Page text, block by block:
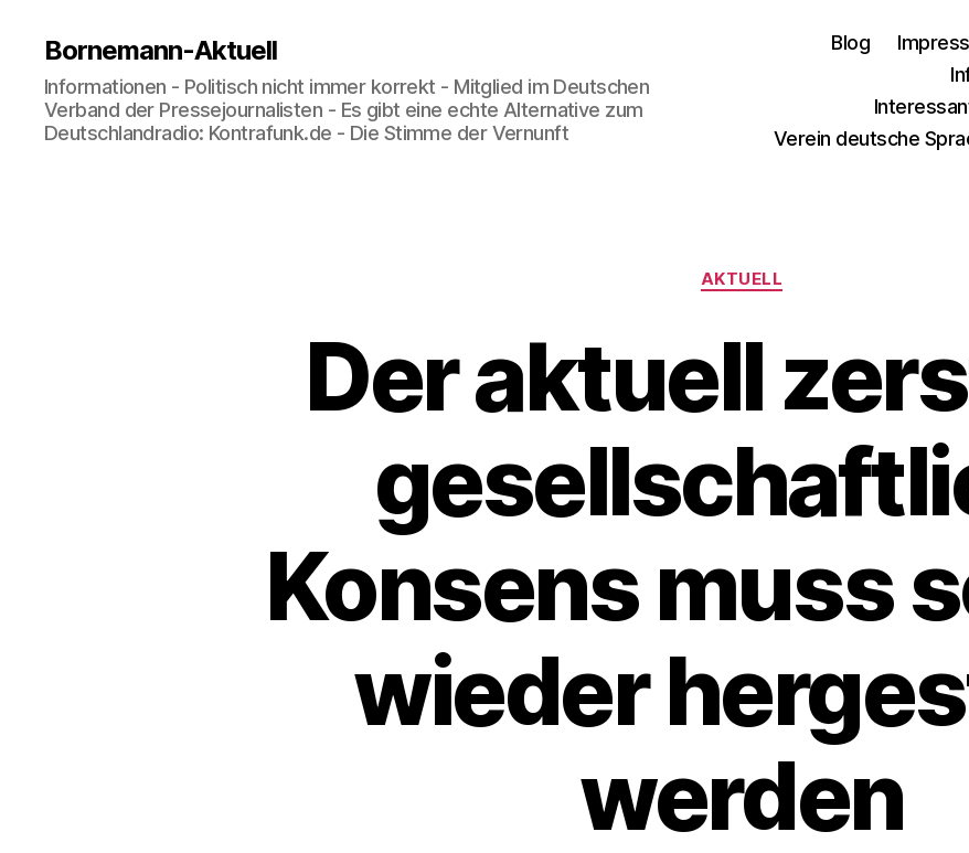
Bornemann-Aktuell
Informationen - Politisch nicht immer korrekt - Mitglied im Deutschen
Verband der Pressejournalisten - Es gibt eine echte Alternative zum
Deutschlandradio: Kontrafunk.de - Die Stimme der Vernunft
Blog
Verein deutsche
Kategorien
AKTUELL
Der aktuell
Konsens muss
wieder
werden